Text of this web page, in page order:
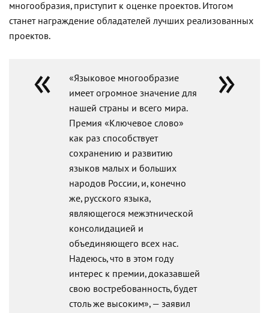
многообразия, приступит к оценке проектов. Итогом
станет награждение обладателей лучших реализованных
проектов.
«Языковое многообразие
имеет огромное значение для
нашей страны и всего мира.
Премия «Ключевое слово»
как раз способствует
сохранению и развитию
языков малых и больших
народов России, и, конечно
же, русского языка,
являющегося межэтнической
консолидацией и
объединяющего всех нас.
Надеюсь, что в этом году
интерес к премии, доказавшей
свою востребованность, будет
столь же высоким», — заявил